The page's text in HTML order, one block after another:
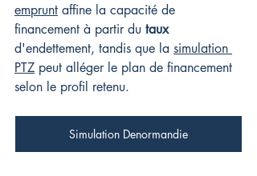
emprunt affine la capacité de
financement à partir du taux
d'endettement, tandis que la simulation
PTZ peut alléger le plan de financement
selon le profil retenu.
Simulation Denormandie